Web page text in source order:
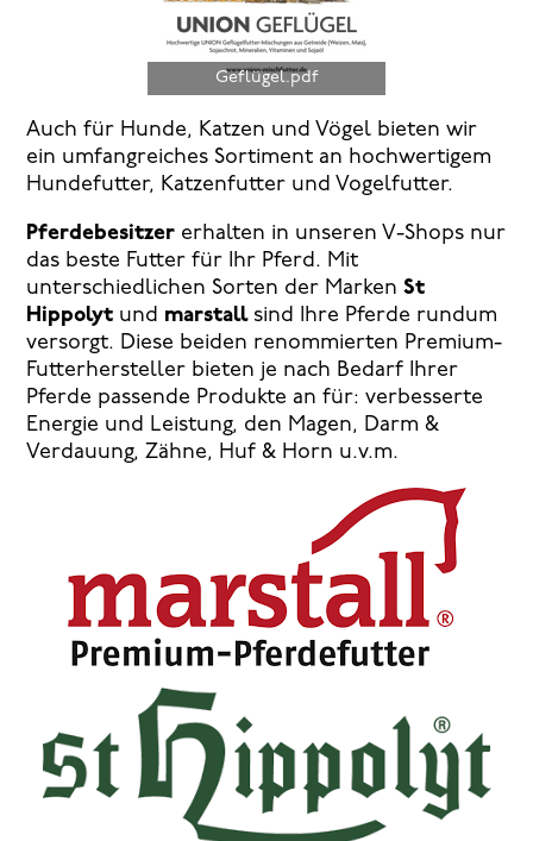
Geflügel.pdf
Auch für Hunde, Katzen und Vögel bieten wir
ein umfangreiches Sortiment an hochwertigem
Hundefutter, Katzenfutter und Vogelfutter.
Pferdebesitzer erhalten in unseren V-Shops nur
das beste Futter für Ihr Pferd. Mit
unterschiedlichen Sorten der MarkenSt
Hippolyt und marstallsind Ihre Pferde rundum
versorgt. Diese beiden renommierten Premium-
Futterhersteller bieten je nach Bedarf Ihrer
Pferde passende Produkte an für: verbesserte
Energie und Leistung, den Magen, Darm &
Verdauung, Zähne, Huf & Horn u.v.m.